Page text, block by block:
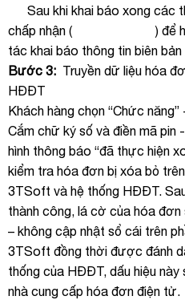
Sau khi khai báo xong các
chấp nhận (
) để
tác khai báo thông tin biên
Bước 3: Truyền dữ liệu hóa
HĐĐT
Khách hàng chọn “Chức
Cắm chữ ký số và điền mã pin
hình thông báo “đã thực hiện
kiểm tra hóa đơn bị xóa bỏ
3TSoft và hệ thống HĐĐT.
thành công, lá cờ của hóa đơn
– không cập nhật sổ cái trên
3TSoft đồng thời được đánh
thống của HĐĐT, dấu hiệu
nhà cung cấp hóa đơn điện tử.